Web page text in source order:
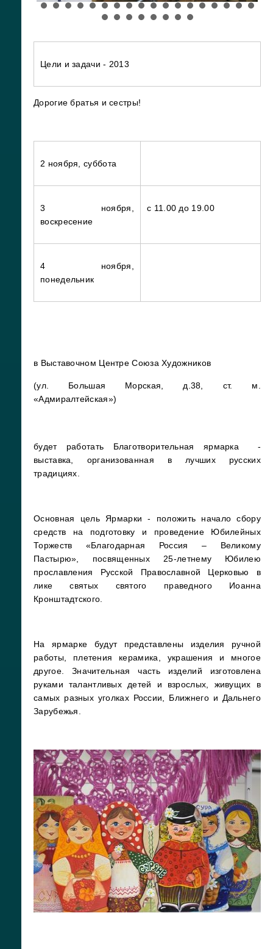
Цели и задачи - 2013
Дорогие братья и сестры!
2 ноября, суббота
3 ноября,
воскресение
с 11.00 до 19.00
4 ноября,
понедельник
в Выставочном Центре Союза Художников
(ул. Большая Морская, д.38, ст. м.
«Адмиралтейская»)
будет работать Благотворительная ярмарка -
выставка, организованная в лучших русских
традициях.
Основная цель Ярмарки - положить начало сбору
средств на подготовку и проведение Юбилейных
Торжеств «Благодарная Россия – Великому
Пастырю», посвященных 25-летнему Юбилею
прославления Русской Православной Церковью в
лике святых святого праведного Иоанна
Кронштадтского.
На ярмарке будут представлены изделия ручной
работы, плетения керамика, украшения и многое
другое. Значительная часть изделий изготовлена
руками талантливых детей и взрослых, живущих в
самых разных уголках России, Ближнего и Дальнего
Зарубежья.